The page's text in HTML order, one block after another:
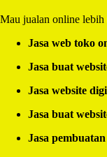
Mau jualan online lebih
Jasa web toko
Jasa buat
Jasa website
Jasa buat
Jasa